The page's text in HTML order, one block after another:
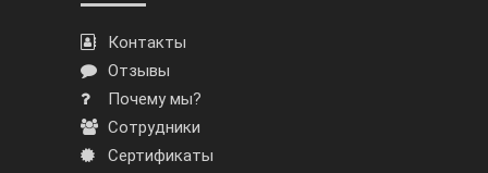
Контакты
Отзывы
Почему мы?
Сотрудники
Сертификаты